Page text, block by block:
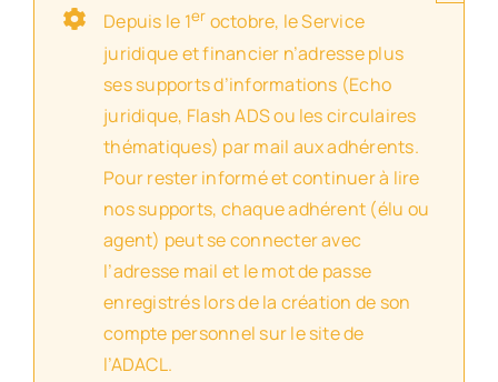
Depuis le 1er octobre, le Service
juridique et financier n’adresse plus
ses supports d’informations (Echo
juridique, Flash ADS ou les circulaires
thématiques) par mail aux adhérents.
Pour rester informé et continuer à lire
nos supports, chaque adhérent (élu ou
agent) peut se connecter avec
l’adresse mail et le mot de passe
enregistrés lors de la création de son
compte personnel sur le site de
l’ADACL.